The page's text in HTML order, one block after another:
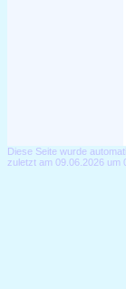
Diese Seite wurde
zuletzt am 09.06.2026 um